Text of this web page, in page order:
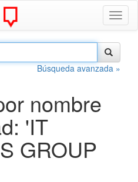
Búsqueda avanzada »
nombre
'IT
GROUP